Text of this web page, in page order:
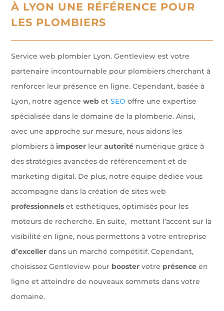
À LYON UNE RÉFÉRENCE POUR
LES PLOMBIERS
Service web plombier Lyon. Gentleview est votre
partenaire incontournable pour plombiers cherchant à
renforcer leur présence en ligne. Cependant, basée à
Lyon, notre agenceweb etSEO offre une expertise
spécialisée dans le domaine de la plomberie. Ainsi,
avec une approche sur mesure, nous aidons les
plombiers àimposer leurautorité numérique grâce à
des stratégies avancées de référencement et de
marketing digital. De plus, notre équipe dédiée vous
accompagne dans la création de sites web
professionnels et esthétiques, optimisés pour les
moteurs de recherche. En suite, mettant l’accent sur la
visibilité en ligne, nous permettons à votre entreprise
d’exceller dans un marché compétitif. Cependant,
choisissez Gentleview pour booster votre présence en
ligne et atteindre de nouveaux sommets dans votre
domaine.